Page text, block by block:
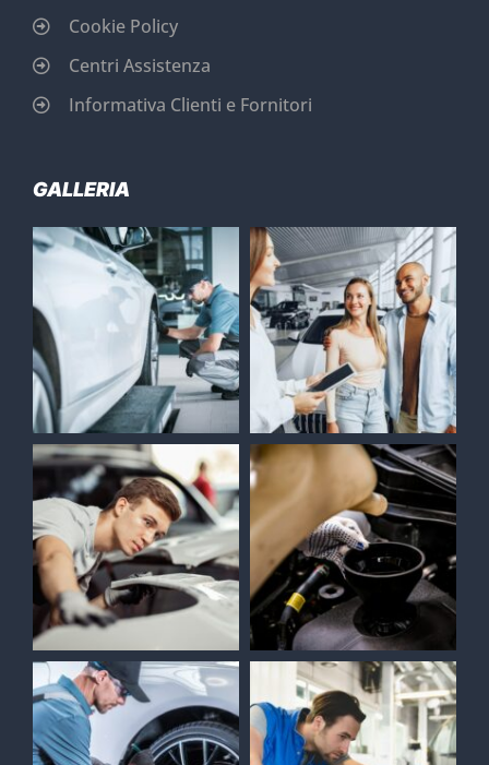
Cookie Policy
Centri Assistenza
Informativa Clienti e Fornitori
GALLERIA